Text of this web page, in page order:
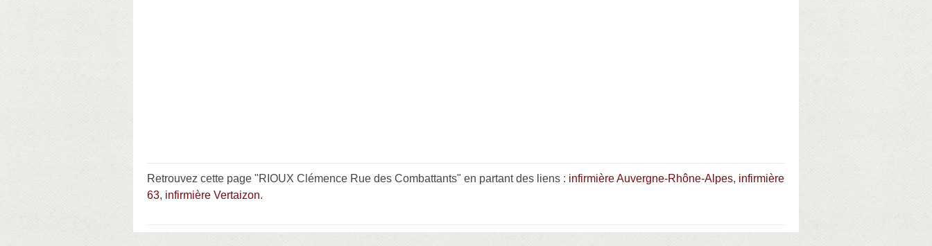
Retrouvez cette page "RIOUX Clémence Rue des Combattants" en partant des liens : infirmière Auvergne-Rhône-Alpes, infirmière
63, infirmière Vertaizon.